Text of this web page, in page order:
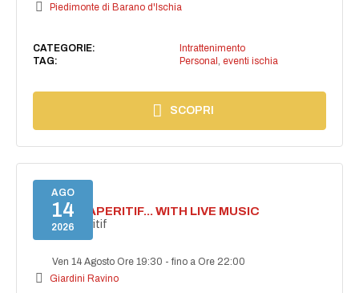
Piedimonte di Barano d'Ischia
CATEGORIE:
Intrattenimento
TAG:
Personal eventi ischia
SCOPRI
AGO
14
2026
SECRET APERITIF... WITH LIVE MUSIC
Secret aperitif
Ven 14 Agosto Ore 19:30 -fino a Ore 22:00
Giardini Ravino